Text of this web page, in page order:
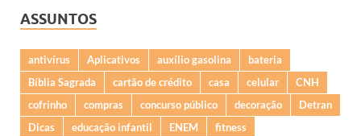
ASSUNTOS
antivírus Aplicativos auxílio gasolina
bateria
Bíblia Sagrada
cartão de crédito casa celular
CNH
cofrinho
compras concurso público decoração
Detran
Dicas
educação infantil ENEM
fitness